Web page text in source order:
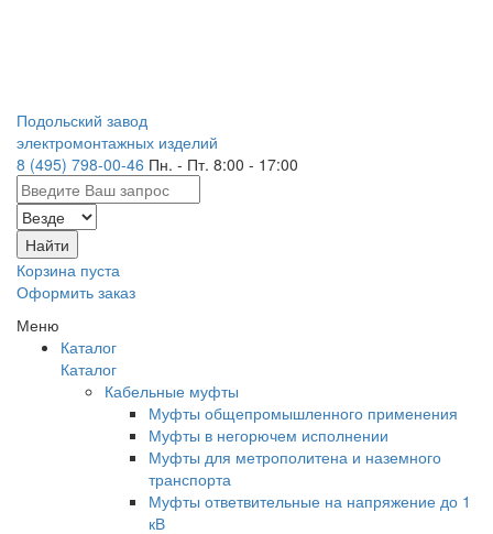
Подольский завод
электромонтажных изделий
8 (495) 798-00-46 Пн. - Пт. 8:00 - 17:00
Корзина пуста
Оформить заказ
Меню
Каталог
Каталог
Кабельные муфты
Муфты общепромышленного применения
Муфты в негорючем исполнении
Муфты для метрополитена и наземного
транспорта
Муфты ответвительные на напряжение до 1
кВ